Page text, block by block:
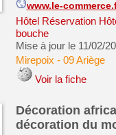
www.le-
Hôtel Réservation
bouche
Mise à jour le 11/02/
Mirepoix - 09 Ariège
Voir la fiche
Décoration
décoration du